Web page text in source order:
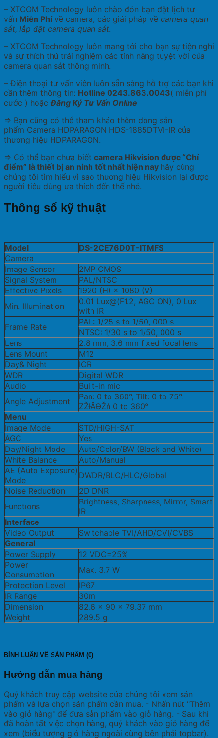
– XTCOM Technology luôn chào đón bạn đặt lịch tư
vấn Miễn Phívề camera, các giải pháp về camera quan
sát, lắp đặt camera quan sát.
– XTCOM Technology luôn mang tới cho bạn sự tiện nghi
và sự thích thú trải nghiệm các tính năng tuyệt vời của
camera quan sát thông minh.
– Điện thoại tư vấn viên luôn sẵn sàng hỗ trợ các bạn khi
cần thêm thông tin: Hotline 0243.863.0043( miễn phí
cước ) hoặc Đăng Ký Tư Vấn Online
=> Bạn cũng có thể tham khảo thêm dòng sản
phẩm Camera HDPARAGON HDS-1885DTVI-IR của
thương hiệu HDPARAGON.
=> Có thể bạn chưa biết camera Hikvision được “Chỉ
điểm” là thiết bị an ninh tốt nhất hiện nay hãy cùng
chúng tôi tìm hiểu vì sao thương hiệu Hikvision lại được
người tiêu dùng ưa thích đến thế nhé.
Thông số kỹ thuật
Model
DS-2CE76D0T-ITMFS
Camera
Image Sensor
2MP CMOS
Signal System
PAL/NTSC
Effective Pixels
1920 (H) × 1080 (V)
Min. Illumination
0.01 Lux@(F1.2, AGC ON), 0 Lux
with IR
Frame Rate
PAL: 1/25 s to 1/50, 000 s
NTSC: 1/30 s to 1/50, 000 s
Lens
2.8 mm, 3.6 mm fixed focal lens
Lens Mount
M12
Day& Night
ICR
WDR
Digital WDR
Audio
Built-in mic
Angle Adjustment
Pan: 0 to 360°, Tilt: 0 to 75°,
ZŽƚĂƟŽn͗ 0 to 360°
Menu
Image Mode
STD/HIGH-SAT
AGC
Yes
Day/Night Mode
Auto/Color/BW (Black and White)
White Balance
Auto/Manual
AE (Auto Exposure)
Mode
DWDR/BLC/HLC/Global
Noise Reduction
2D DNR
Functions
Brightness, Sharpness, Mirror, Smart
IR
Interface
Video Output
Switchable TVI/AHD/CVI/CVBS
General
Power Supply
12 VDC±25%
Power
Consumption
Max. 3.7 W
Protection Level
IP67
IR Range
30m
Dimension
82.6 × 90 × 79.37 mm
Weight
289.5 g
BÌNH LUẬN VỀ SẢN PHẨM (0)
Hướng dẫn mua hàng
Quý khách truy cập website của chúng tôi xem sản
phẩm và lựa chọn sản phẩm cần mua. - Nhấn nút "Thêm
vào giỏ hàng" để đưa sản phẩm vào giỏ hàng. - Sau khi
đã hoàn tất việc chọn hàng, quý khách vào giỏ hàng để
xem (biểu tượng giỏ hàng ngoài cùng bên phải topbar).